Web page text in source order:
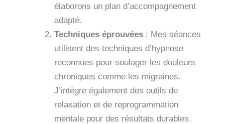
élaborons un plan d’accompagnement
adapté.
Techniques éprouvées : Mes séances
utilisent des techniques d’hypnose
reconnues pour soulager les douleurs
chroniques comme les migraines.
J’intègre également des outils de
relaxation et de reprogrammation
mentale pour des résultats durables.